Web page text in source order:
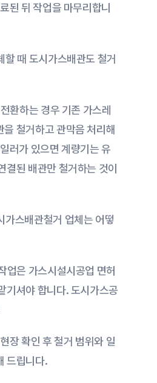
된 뒤 작업을 마무리합니
할 때 도시가스배관도 철거
환하는 경우 기존 가스레
을 철거하고 관막음 처리해
러가 있으면 계량기는 유
결된 배관만 철거하는 것이
가스배관철거 업체는 어떻
업은 가스시설시공업 면허
기셔야 합니다. 도시가스공
장 확인 후 철거 범위와 일
드립니다.